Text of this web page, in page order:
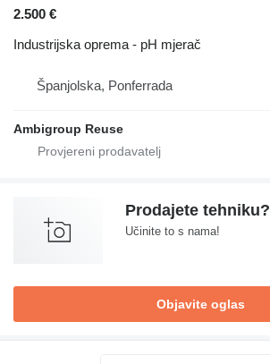
2.500 €
Industrijska oprema - pH mjerač
Španjolska, Ponferrada
Ambigroup Reuse
Prodajete tehniku?
Učinite to s nama!
Objavite oglas